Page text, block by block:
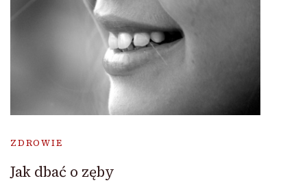
ZDROWIE
Jak dbać o zęby